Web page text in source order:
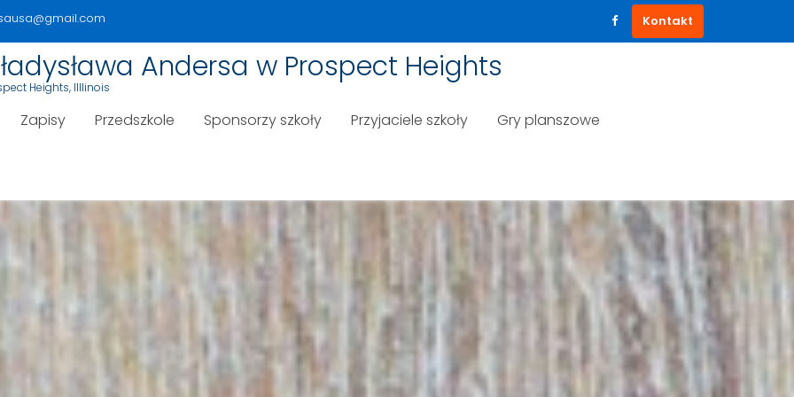
Kontakt
Andersa w Prospect Heights
Heights, Illlinois
Zapisy Przedszkole Sponsorzy szkoły Przyjaciele szkoły Gry planszowe